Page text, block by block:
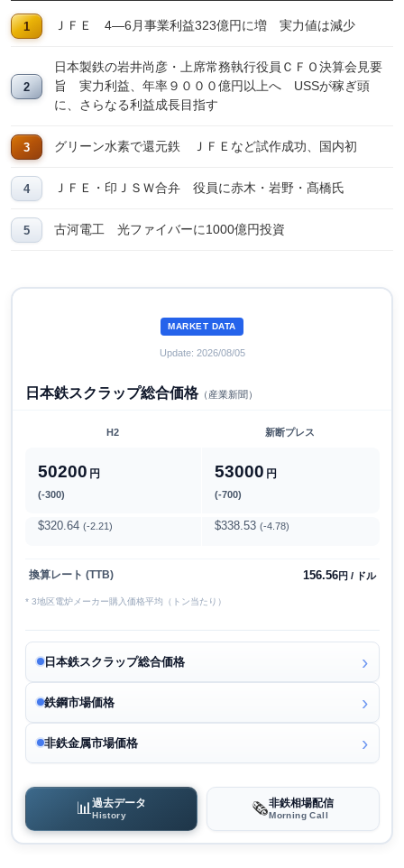
ＪＦＥ 4―6月事業利益323億円に増 実力値は減少
日本製鉄の岩井尚彦・上席常務執行役員ＣＦＯ決算会見要
旨 実力利益、年率９０００億円以上へ USSが稼ぎ頭
に、さらなる利益成長目指す
グリーン水素で還元鉄 ＪＦＥなど試作成功、国内初
ＪＦＥ・印ＪＳＷ合弁 役員に赤木・岩野・髙橋氏
古河電工 光ファイバーに1000億円投資
MARKET DATA
Update: 2026/08/05
日本鉄スクラップ総合価格（産業新聞）
H2 新断プレス
50200 円
(-300)
53000 円
(-700)
$320.64 (-2.21) $338.53 (-4.78)
換算レート (TTB) 156.56円 / ドル
* 3地区電炉メーカー購入価格平均（トン当たり）
日本鉄スクラップ総合価格
鉄鋼市場価格
非鉄金属市場価格
📊過去データ
History 🗞️非鉄相場配信
Morning Call